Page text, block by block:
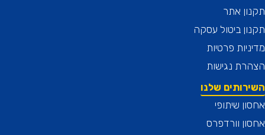
אתר
ביטול עסקה
פרטיות
נגישות
שלנו
שיתופי
וורדפרס